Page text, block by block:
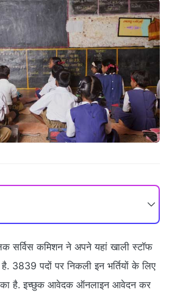
सर्विस कमिशन ने अपने यहां खाली स्टॉफ
है. 3839 पदों पर निकली इन भर्तियों के लिए
है. इच्छुक आवेदक ऑनलाइन आवेदन कर